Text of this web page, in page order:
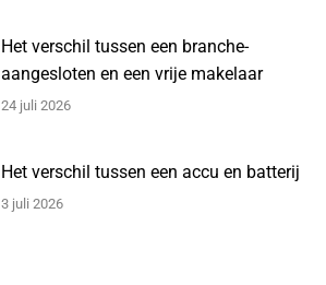
Het verschil tussen een branche-
aangesloten en een vrije makelaar
24 juli 2026
Het verschil tussen een accu en batterij
3 juli 2026